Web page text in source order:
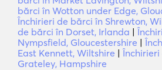
bărci în Wotton under Edge,
Închirieri de bărci în Shrewton,
de bărci în Dorset, Irlanda |
Nympsfield, Gloucestershire |
East Kennett, Wiltshire |
Grateley, Hampshire